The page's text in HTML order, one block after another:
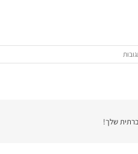
image3_1
שלך!